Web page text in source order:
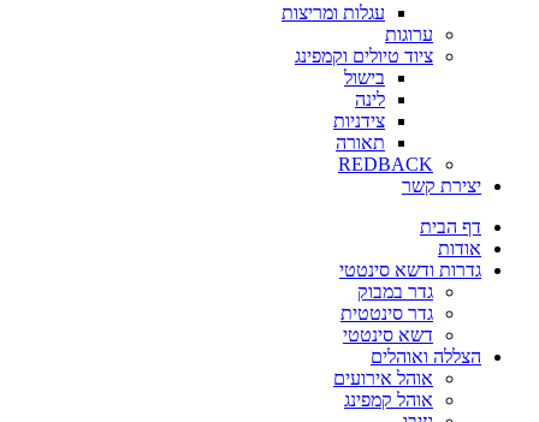
עגלות ומריצות
ערוגות
ציוד טיולים וקמפינג
בישול
לינה
צידניות
תאורה
REDBACK
יצירת קשר
דף הבית
אודות
גדרות ודשא סינטטי
גדר במבוק
גדר סינטטית
דשא סינטטי
הצללה ואוהלים
אוהל אירועים
אוהל קמפינג